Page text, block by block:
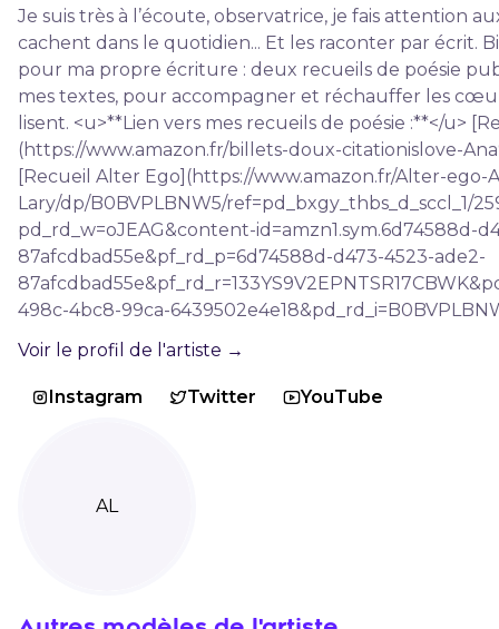
Je suis très à l’écoute, observatrice, je fais attention
cachent dans le quotidien... Et les raconter par écrit.
pour ma propre écriture : deux recueils de poésie
mes textes, pour accompagner et réchauffer les
lisent. <u>**Lien vers mes recueils de poésie :**</u>
(https://www.amazon.fr/billets-doux-citationislove-
[Recueil Alter Ego](https://www.amazon.fr/Alter-ego-
Lary/dp/B0BVPLBNW5/ref=pd_bxgy_thbs_d_sccl_1/
pd_rd_w=oJEAG&content-id=amzn1.sym.6d74588d-
87afcdbad55e&pf_rd_p=6d74588d-d473-4523-ade2-
498c-4bc8-99ca-
Voir le profil de l'artiste →
Instagram Twitter YouTube
AL